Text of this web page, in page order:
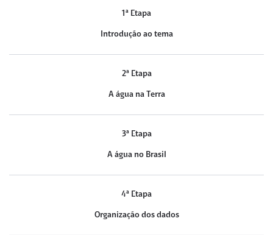
1ª Etapa
Introdução ao tema
2ª Etapa
A água na Terra
3ª Etapa
A água no Brasil
4ª Etapa
Organização dos dados